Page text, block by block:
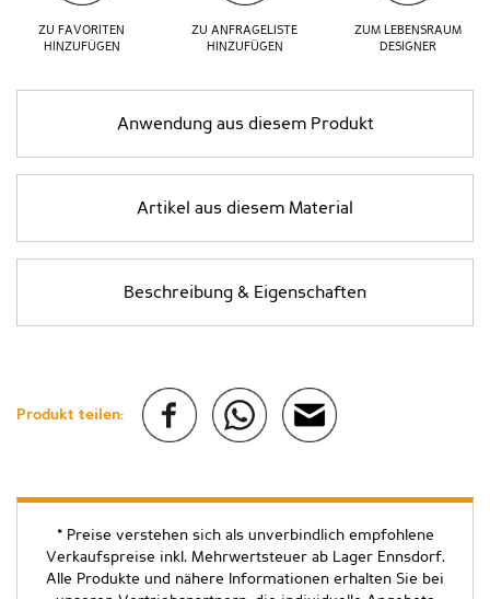
ZU FAVORITEN
HINZUFÜGEN
ZU ANFRAGELISTE
HINZUFÜGEN
ZUM LEBENSRAUM
DESIGNER
Anwendung aus diesem Produkt
Artikel aus diesem Material
Beschreibung & Eigenschaften
Produkt teilen:
* Preise verstehen sich als unverbindlich empfohlene
Verkaufspreise inkl. Mehrwertsteuer ab Lager Ennsdorf.
Alle Produkte und nähere Informationen erhalten Sie bei